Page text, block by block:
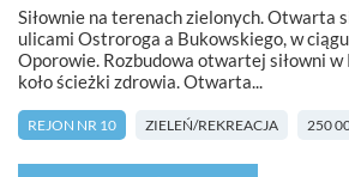
Siłownie na terenach zielonych. Otwarta
ulicami Ostroroga a Bukowskiego, w
Oporowie. Rozbudowa otwartej siłowni
koło ścieżki zdrowia. Otwarta...
REJON NR 10 ZIELEŃ/REKREACJA 250